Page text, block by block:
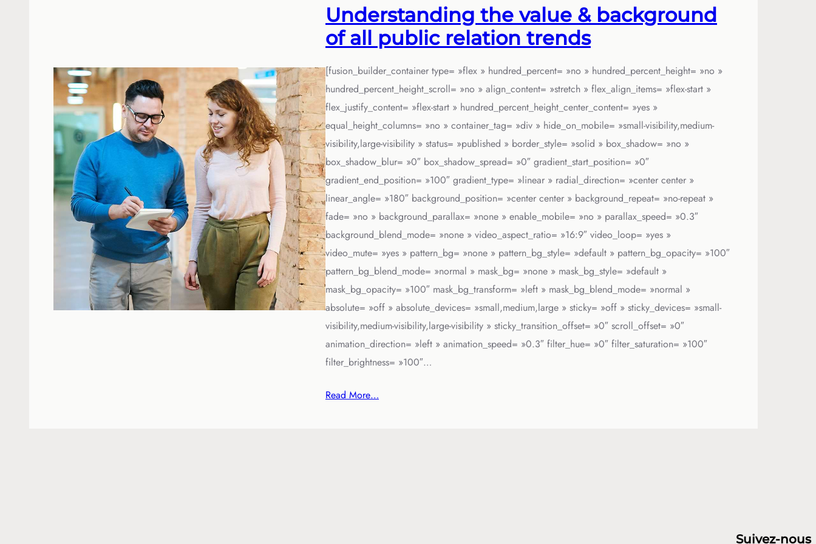
Understanding the value & background
of all public relation trends
[fusion_builder_container type= »flex » hundred_percent= »no » hundred_percent_height= »no »
hundred_percent_height_scroll= »no » align_content= »stretch » flex_align_items= »flex-start »
flex_justify_content= »flex-start » hundred_percent_height_center_content= »yes »
equal_height_columns= »no » container_tag= »div » hide_on_mobile= »small-visibility,medium-
visibility,large-visibility » status= »published » border_style= »solid » box_shadow= »no »
box_shadow_blur= »0″ box_shadow_spread= »0″ gradient_start_position= »0″
gradient_end_position= »100″ gradient_type= »linear » radial_direction= »center center »
linear_angle= »180″ background_position= »center center » background_repeat= »no-repeat »
fade= »no » background_parallax= »none » enable_mobile= »no » parallax_speed= »0.3″
background_blend_mode= »none » video_aspect_ratio= »16:9″ video_loop= »yes »
video_mute= »yes » pattern_bg= »none » pattern_bg_style= »default » pattern_bg_opacity= »100″
pattern_bg_blend_mode= »normal » mask_bg= »none » mask_bg_style= »default »
mask_bg_opacity= »100″ mask_bg_transform= »left » mask_bg_blend_mode= »normal »
absolute= »off » absolute_devices= »small,medium,large » sticky= »off » sticky_devices= »small-
visibility,medium-visibility,large-visibility » sticky_transition_offset= »0″ scroll_offset= »0″
animation_direction= »left » animation_speed= »0.3″ filter_hue= »0″ filter_saturation= »100″
filter_brightness= »100″…
Read More…
Suivez-nous